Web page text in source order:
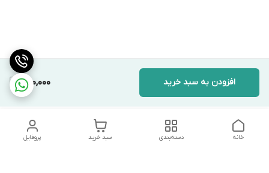
950,000 افزودن به سبد خرید
پروفایل سبد خرید دسته‌بندی خانه